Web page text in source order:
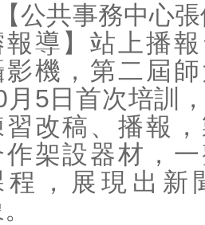
【公共事務中心
報導】站上播
影機，第二屆
月5日首次培訓
習改稿、播報
作架設器材，
程，展現出新